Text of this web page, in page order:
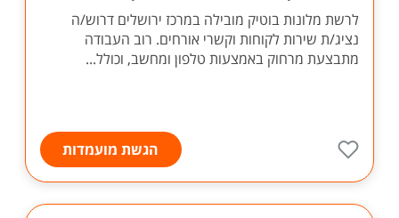
לרשת מלונות בוטיק מובילה במרכז ירושלים דרוש/ה
נציג/ת שירות לקוחות וקשרי אורחים. רוב העבודה
מתבצעת מרחוק באמצעות טלפון ומחשב, וכולל...
הגשת מועמדות